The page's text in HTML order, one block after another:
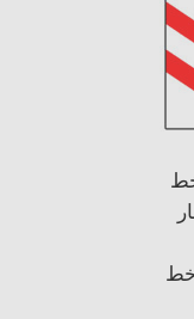
خط